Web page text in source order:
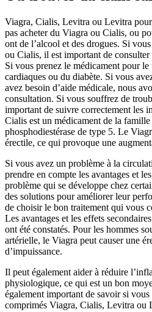
Viagra, Cialis, Levitra ou Levitra
pas acheter du Viagra ou Cialis, ou
ont de l’alcool et des drogues. Si
ou Cialis, il est important de
Si vous prenez le médicament pour
cardiaques ou du diabète. Si vous
avez besoin d’aide médicale, nous
consultation. Si vous souffrez de
important de suivre correctement les
Cialis est un médicament de la
phosphodiestérase de type 5. Le
érectile, ce qui provoque une
Si vous avez un problème à la
prendre en compte les avantages et
problème qui se développe chez
des solutions pour améliorer leur
de choisir le bon traitement qui vous
Les avantages et les effets
ont été constatés. Pour les hommes
artérielle, le Viagra peut causer une
d’impuissance.
Il peut également aider à réduire
physiologique, ce qui est un bon
également important de savoir si
comprimés Viagra, Cialis, Levitra ou